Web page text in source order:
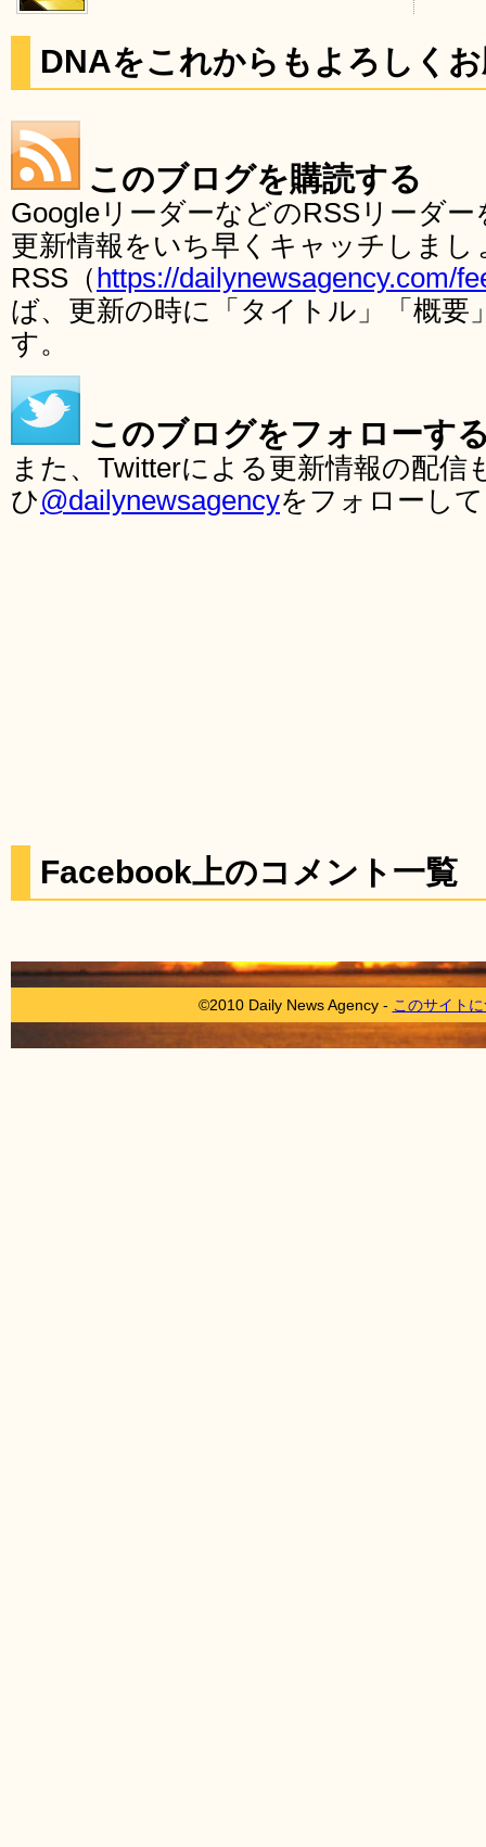
DNAをこれからもよろしく
このブログを購読する
GoogleリーダーなどのRSSリーダ
更新情報をいち早くキャッチしま
RSS（ https://dailynewsagency.com/
ば、更新の時に「タイトル」「概要
す。
このブログをフォローす
また、Twitterによる更新情報の配
ひ@dailynewsagencyをフォローし
Facebook上のコメント一覧
©2010 Daily News Agency - このサイト